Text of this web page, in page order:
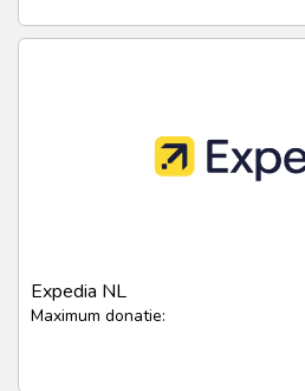
Expedia NL
Maximum donatie: